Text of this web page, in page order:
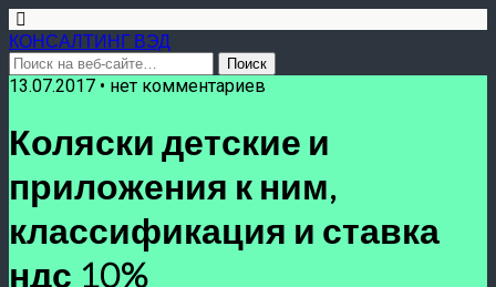
КОНСАЛТИНГ ВЭД
13.07.2017 • нет комментариев
Коляски детские и
приложения к ним,
классификация и ставка
ндс 10%